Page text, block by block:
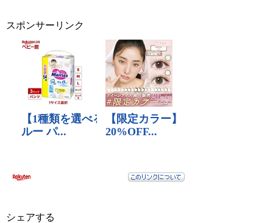
スポンサーリンク
シェアする